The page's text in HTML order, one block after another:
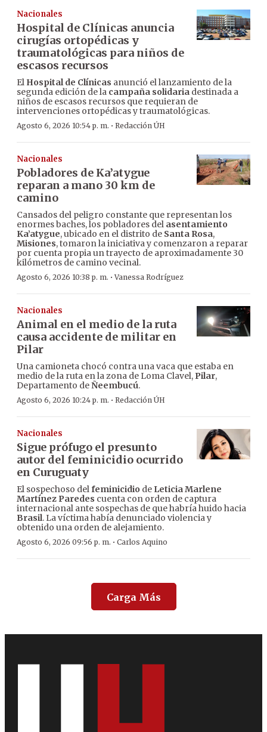
Nacionales
Hospital de Clínicas anuncia
cirugías ortopédicas y
traumatológicas para niños de
escasos recursos
El Hospital de Clínicas anunció el lanzamiento de la
segunda edición de la campaña solidaria destinada a
niños de escasos recursos que requieran de
intervenciones ortopédicas y traumatológicas.
Agosto 6, 2026 10:54 p. m. · Redacción ÚH
Nacionales
Pobladores de Ka’atygue
reparan a mano 30 km de
camino
Cansados del peligro constante que representan los
enormes baches, los pobladores del asentamiento
Ka’atygue, ubicado en el distrito de Santa Rosa,
Misiones, tomaron la iniciativa y comenzaron a reparar
por cuenta propia un trayecto de aproximadamente 30
kilómetros de camino vecinal.
Agosto 6, 2026 10:38 p. m. ·Vanessa Rodríguez
Nacionales
Animal en el medio de la ruta
causa accidente de militar en
Pilar
Una camioneta chocó contra una vaca que estaba en
medio de la ruta en la zona de Loma Clavel, Pilar,
Departamento deÑeembucú.
Agosto 6, 2026 10:24 p. m. · Redacción ÚH
Nacionales
Sigue prófugo el presunto
autor del feminicidio ocurrido
en Curuguaty
El sospechoso delfeminicidio de Leticia Marlene
Martínez Paredes cuenta con orden de captura
internacional ante sospechas de que habría huido hacia
Brasil. La víctima había denunciado violencia y
obtenido una orden de alejamiento.
Agosto 6, 2026 09:56 p. m. · Carlos Aquino
Carga Más